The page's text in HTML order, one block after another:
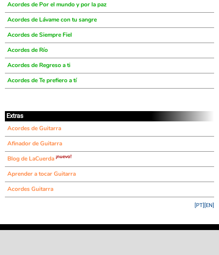
Acordes de Por el mundo y por la paz
Acordes de Lávame con tu sangre
Acordes de Siempre Fiel
Acordes de Río
Acordes de Regreso a ti
Acordes de Te prefiero a tí
Extras
Acordes de Guitarra
Afinador de Guitarra
Blog de LaCuerda ¡nuevo!
Aprender a tocar Guitarra
Acordes Guitarra
[EN]
[PT]